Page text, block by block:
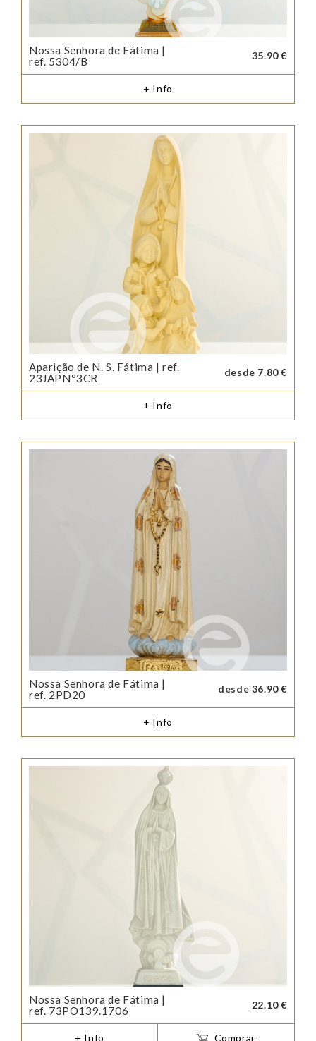
Nossa Senhora de Fátima |
ref. 5304/B
35.90 €
+ Info
Aparição de N. S. Fátima | ref.
23JAPNº3CR
desde 7.80 €
+ Info
Nossa Senhora de Fátima |
ref. 2PD20
desde 36.90 €
+ Info
Nossa Senhora de Fátima |
ref. 73PO139.1706
22.10 €
+ Info Comprar